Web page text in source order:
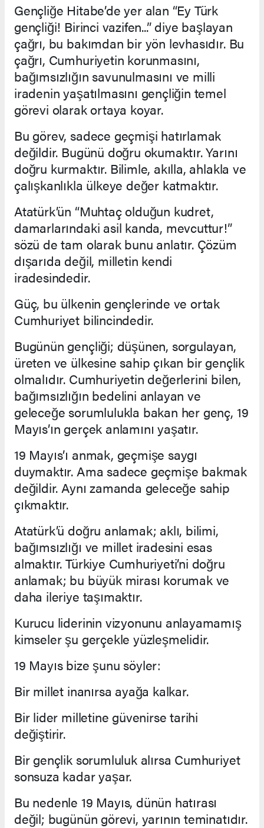
Gençliğe Hitabe’de yer alan “Ey Türk
gençliği! Birinci vazifen...” diye başlayan
çağrı, bu bakımdan bir yön levhasıdır. Bu
çağrı, Cumhuriyetin korunmasını,
bağımsızlığın savunulmasını ve milli
iradenin yaşatılmasını gençliğin temel
görevi olarak ortaya koyar.
Bu görev, sadece geçmişi hatırlamak
değildir. Bugünü doğru okumaktır. Yarını
doğru kurmaktır. Bilimle, akılla, ahlakla ve
çalışkanlıkla ülkeye değer katmaktır.
Atatürk’ün “Muhtaç olduğun kudret,
damarlarındaki asil kanda, mevcuttur!”
sözü de tam olarak bunu anlatır. Çözüm
dışarıda değil, milletin kendi
iradesindedir.
Güç, bu ülkenin gençlerinde ve ortak
Cumhuriyet bilincindedir.
Bugünün gençliği; düşünen, sorgulayan,
üreten ve ülkesine sahip çıkan bir gençlik
olmalıdır. Cumhuriyetin değerlerini bilen,
bağımsızlığın bedelini anlayan ve
geleceğe sorumlulukla bakan her genç, 19
Mayıs’ın gerçek anlamını yaşatır.
19 Mayıs’ı anmak, geçmişe saygı
duymaktır. Ama sadece geçmişe bakmak
değildir. Aynı zamanda geleceğe sahip
çıkmaktır.
Atatürk’ü doğru anlamak; aklı, bilimi,
bağımsızlığı ve millet iradesini esas
almaktır. Türkiye Cumhuriyeti’ni doğru
anlamak; bu büyük mirası korumak ve
daha ileriye taşımaktır.
Kurucu liderinin vizyonunu anlayamamış
kimseler şu gerçekle yüzleşmelidir.
19 Mayıs bize şunu söyler:
Bir millet inanırsa ayağa kalkar.
Bir lider milletine güvenirse tarihi
değiştirir.
Bir gençlik sorumluluk alırsa Cumhuriyet
sonsuza kadar yaşar.
Bu nedenle 19 Mayıs, dünün hatırası
değil; bugünün görevi, yarının teminatıdır.